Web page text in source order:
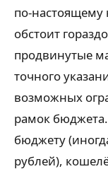
по-настоящему
обстоит
продвинутые
точного
возможных
рамок
бюджету
рублей),